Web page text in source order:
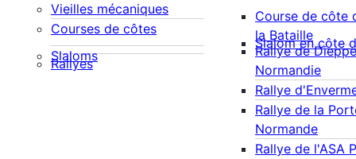
Vieilles mécaniques
Courses de côtes
Course de côte
la Bataille
Slaloms
Slalom en côte
Rallyes
Rallye de Dieppe
Normandie
Rallye
Rallye de la
Normande
Rallye de l'ASA